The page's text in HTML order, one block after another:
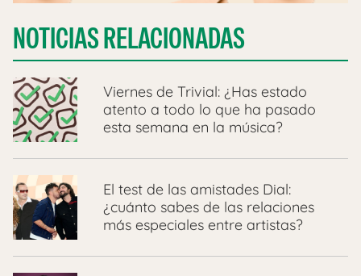
NOTICIAS RELACIONADAS
Viernes de Trivial: ¿Has estado
atento a todo lo que ha pasado
esta semana en la música?
El test de las amistades Dial:
¿cuánto sabes de las relaciones
más especiales entre artistas?